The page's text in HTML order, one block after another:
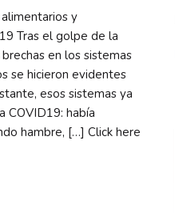
y
Tras el golpe de la
en los sistemas
se hicieron evidentes
esos sistemas ya
COVID19: había
hambre, […] Click here